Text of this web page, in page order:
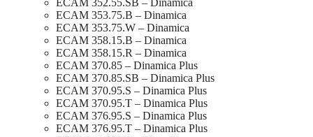
ECAM 353.75.B – Dinamica
ECAM 353.75.W – Dinamica
ECAM 358.15.B – Dinamica
ECAM 358.15.R – Dinamica
ECAM 370.85 – Dinamica Plus
ECAM 370.85.SB – Dinamica Plus
ECAM 370.95.S – Dinamica Plus
ECAM 370.95.T – Dinamica Plus
ECAM 376.95.S – Dinamica Plus
ECAM 376.95.T – Dinamica Plus